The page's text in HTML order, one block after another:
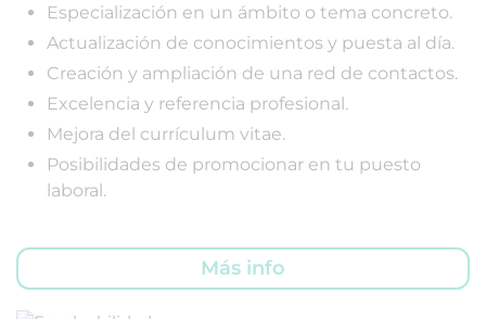
Especialización en un ámbito o tema concreto.
Actualización de conocimientos y puesta al día.
Creación y ampliación de una red de contactos.
Excelencia y referencia profesional.
Mejora del currículum vitae.
Posibilidades de promocionar en tu puesto
laboral.
Más info